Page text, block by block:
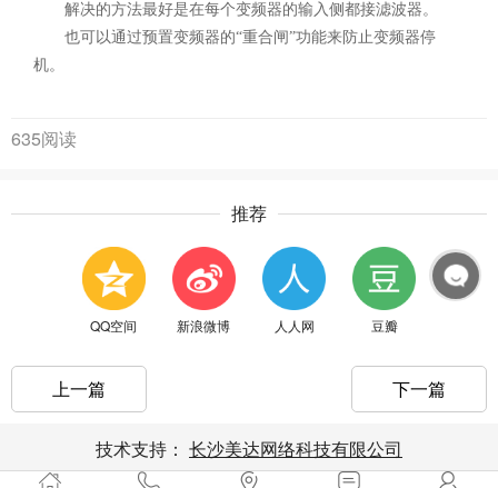
解决的方法最好是在每个变频器的输入侧都接滤波器。
也可以通过预置变频器的“重合闸”功能来防止变频器停
机。
635阅读
推荐
QQ空间 新浪微博 人人网 豆瓣
上一篇 下一篇
技术支持： 长沙美达网络科技有限公司